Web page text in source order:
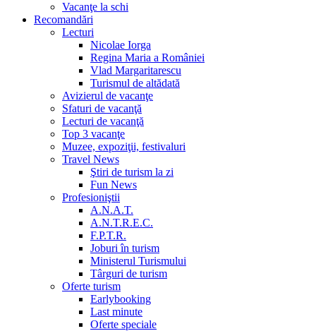
Vacanţe la schi
Recomandări
Lecturi
Nicolae Iorga
Regina Maria a României
Vlad Margaritarescu
Turismul de altădată
Avizierul de vacanţe
Sfaturi de vacanţă
Lecturi de vacanţă
Top 3 vacanţe
Muzee, expoziţii, festivaluri
Travel News
Ştiri de turism la zi
Fun News
Profesioniştii
A.N.A.T.
A.N.T.R.E.C.
F.P.T.R.
Joburi în turism
Ministerul Turismului
Târguri de turism
Oferte turism
Earlybooking
Last minute
Oferte speciale